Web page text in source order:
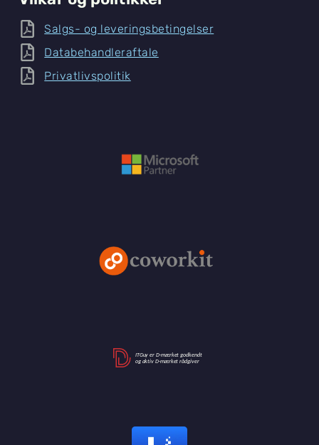
Salgs- og leveringsbetingelser
Databehandleraftale
Privatlivspolitik